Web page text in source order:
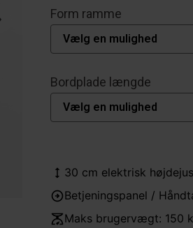
Form ramme
Bordplade længde
30 cm elektrisk
Betjeningspanel /
Maks brugervægt: 150